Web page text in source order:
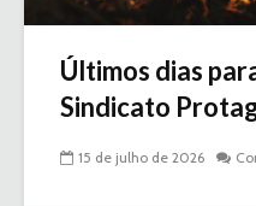
Últimos dias
Sindicato
15 de julho de 2026